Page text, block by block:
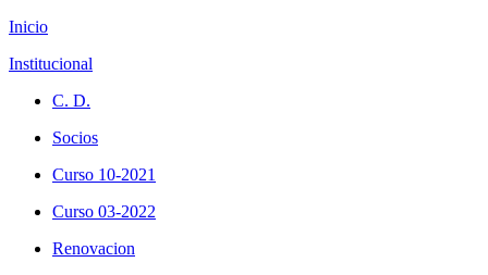
Inicio
Institucional
C. D.
Socios
Curso 10-2021
Curso 03-2022
Renovacion